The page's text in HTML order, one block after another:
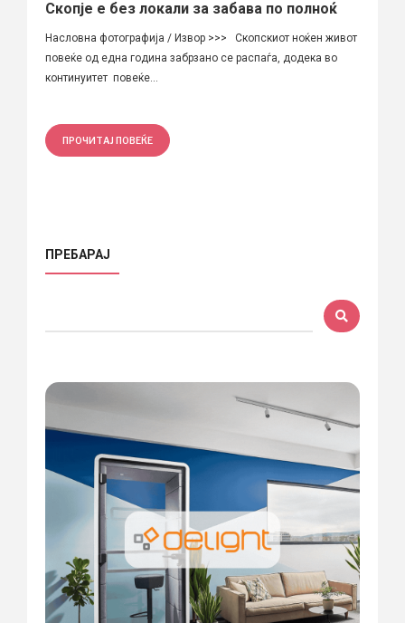
Скопје е без локали за забава по полноќ
Насловна фотографија / Извор >>> Скопскиот ноќен живот
повеќе од една година забрзано се распаѓа, додека во
континуитет повеќе...
ПРОЧИТАЈ ПОВЕЌЕ
ПРЕБАРАЈ